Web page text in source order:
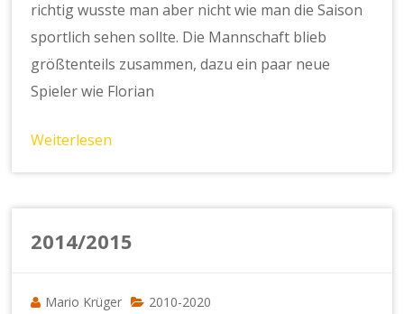
richtig wusste man aber nicht wie man die Saison
sportlich sehen sollte. Die Mannschaft blieb
größtenteils zusammen, dazu ein paar neue
Spieler wie Florian
Weiterlesen
2014/2015
Mario Krüger 2010-2020